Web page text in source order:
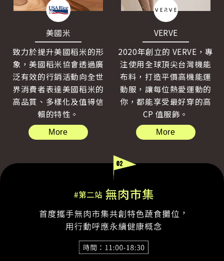
美國米
致力於提升美國稻米的形
象，美國稻米協會透過廣
泛有效的行銷活動向全世
界消費者表達美國稻米的
高品質、多樣化及值得信
賴的特性。
More
VERVE
2020年創立的 VERVE，專
注使用全球頂尖台灣機能
布料，打造平價高機能運
動服，讓每位熱愛運動的
你，都能享受最好穿的高
CP 值服飾。
More